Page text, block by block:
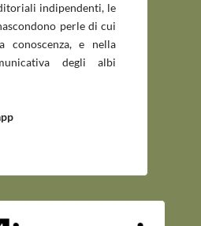
indipendenti, le
perle di cui
conoscenza, e nella
degli albi